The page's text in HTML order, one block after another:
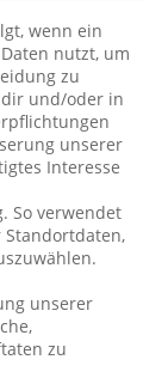
wenn ein
nutzt, um
zu
und/oder in
unserer
Interesse
So verwendet
Standortdaten,
unserer
zu